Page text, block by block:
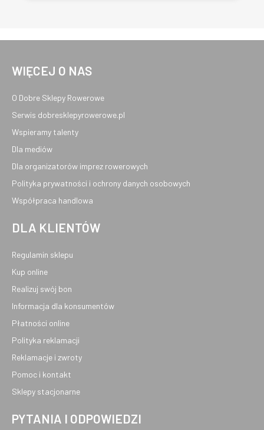
WIĘCEJ O NAS
O Dobre Sklepy Rowerowe
Serwis dobresklepyrowerowe.pl
Wspieramy talenty
Dla mediów
Dla organizatorów imprez rowerowych
Polityka prywatności i ochrony danych osobowych
Współpraca handlowa
DLA KLIENTÓW
Regulamin sklepu
Kup online
Realizuj swój bon
Informacja dla konsumentów
Płatności online
Polityka reklamacji
Reklamacje i zwroty
Pomoc i kontakt
Sklepy stacjonarne
PYTANIA I ODPOWIEDZI